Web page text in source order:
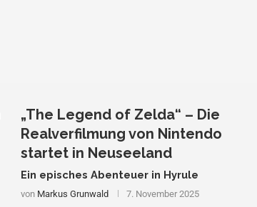
„The Legend of Zelda“ – Die
Realverfilmung von Nintendo
startet in Neuseeland
Ein episches Abenteuer in Hyrule
von Markus Grunwald 7. November 2025